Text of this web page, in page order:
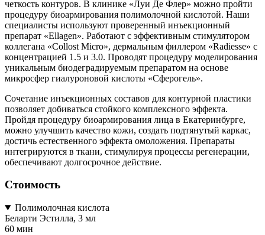
четкость контуров. В клинике «Луи Де Флер» можно пройти
процедуру биоармирования полимолочной кислотой. Наши
специалисты используют проверенный инъекционный
препарат «Ellagen». Работают с эффективным стимулятором
коллегана «Collost Micro», дермальным филлером «Radiesse» с
концентрацией 1.5 и 3.0. Проводят процедуру моделирования
уникальным биодеградируемым препаратом на основе
микросфер гиалуроновой кислоты «Сферогель».
Сочетание инъекционных составов для контурной пластики
позволяет добиваться стойкого комплексного эффекта.
Пройдя процедуру биоармирования лица в Екатеринбурге,
можно улучшить качество кожи, создать подтянутый каркас,
достичь естественного эффекта омоложения. Препараты
интегрируются в ткани, стимулируя процессы регенерации,
обеспечивают долгосрочное действие.
Стоимость
Полимолочная кислота
Беларти Эстилла, 3 мл
60 мин